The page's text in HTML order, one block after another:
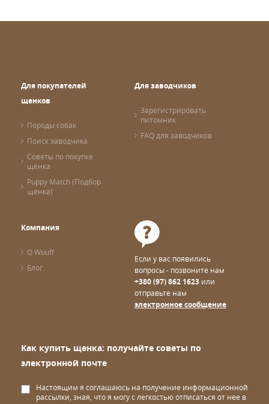
Для покупателей
щенков
Породы собак
Поиск заводчика
Советы по покупке
щенка
Puppy Match (Подбор
щенка)
Для заводчиков
Зарегистрировать
питомник
FAQ для заводчиков
Компания
О Wuuff
Блог
Если у вас появились
вопросы - позвоните нам
+380 (97) 862 1623 или
отправьте нам
электронное сообщение
Как купить щенка: получайте советы по
электронной почте
Настоящим я соглашаюсь на получение информационной
рассылки, зная, что я могу с легкостью отписаться от нее в